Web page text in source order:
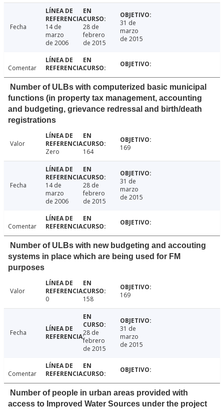
Fecha
14 de
marzo
de 2006
28 de
febrero
de 2015
31 de
marzo
de 2015
Comentar
Number of ULBs with computerized basic municipal
functions (in property tax management, accounting
and budgeting, grievance redressal and birth/death
registrations
Valor
Zero
164 169
Fecha
14 de
marzo
de 2006
28 de
febrero
de 2015
31 de
marzo
de 2015
Comentar
Number of ULBs with new budgeting and accouting
systems in place which are being used for FM
purposes
Valor
0
158 169
Fecha
28 de
febrero
de 2015
31 de
marzo
de 2015
Comentar
Number of people in urban areas provided with
access to Improved Water Sources under the project